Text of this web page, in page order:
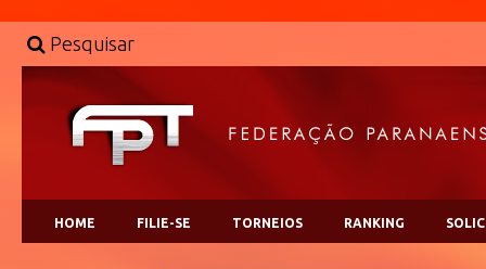
Pesquisar
HOME FILIE-SE TORNEIOS RANKING